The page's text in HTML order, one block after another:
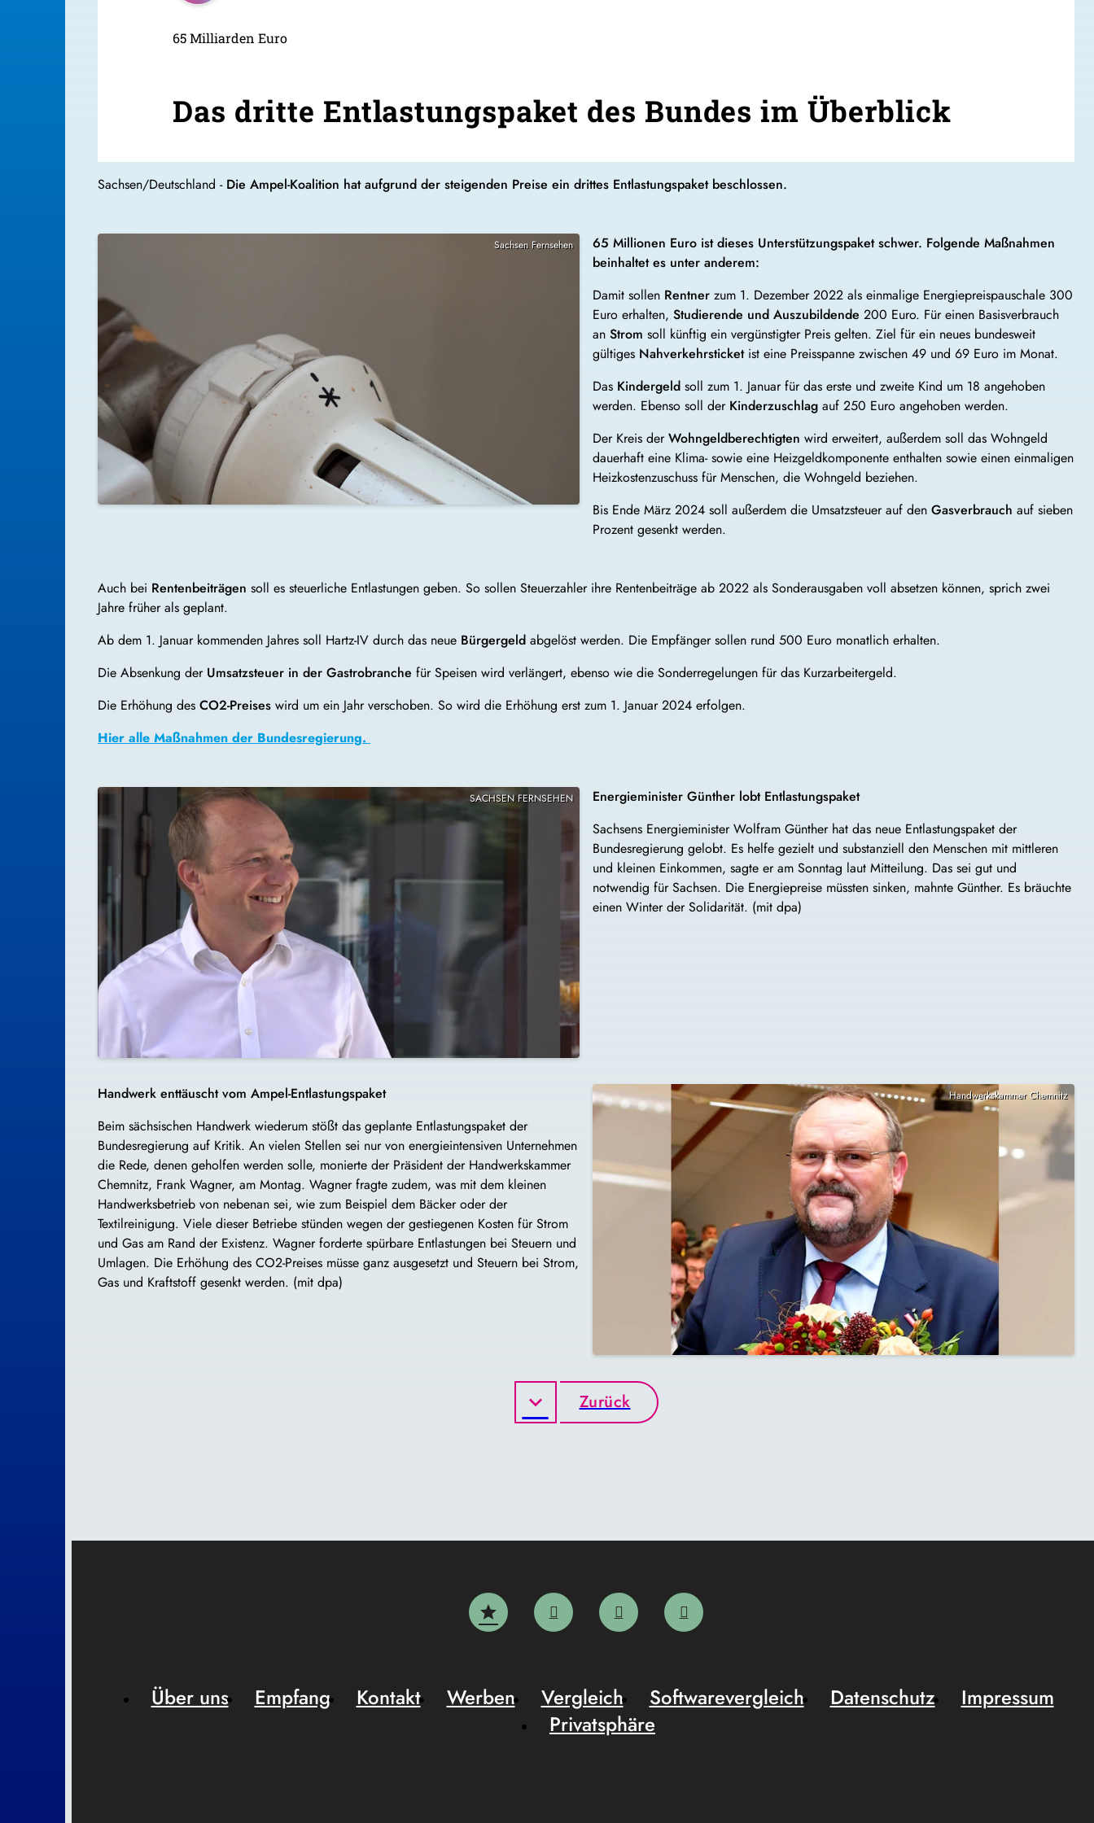
65 Milliarden Euro
Das dritte Entlastungspaket des Bundes im Überblick
Sachsen/Deutschland -Die Ampel-Koalition hat aufgrund der steigenden Preise ein drittes Entlastungspaket beschlossen.
Sachsen Fernsehen
65 Millionen Euro ist dieses Unterstützungspaket schwer. Folgende Maßnahmen
beinhaltet es unter anderem:
Damit sollen Rentner zum 1. Dezember 2022 als einmalige Energiepreispauschale 300
Euro erhalten, Studierende und Auszubildende 200 Euro. Für einen Basisverbrauch
an Strom soll künftig ein vergünstigter Preis gelten. Ziel für ein neues bundesweit
gültiges Nahverkehrsticketist eine Preisspanne zwischen 49 und 69 Euro im Monat.
Das Kindergeld soll zum 1. Januar für das erste und zweite Kind um 18 angehoben
werden. Ebenso soll der Kinderzuschlag auf 250 Euro angehoben werden.
Der Kreis derWohngeldberechtigten wird erweitert, außerdem soll das Wohngeld
dauerhaft eine Klima- sowie eine Heizgeldkomponente enthalten sowie einen einmaligen
Heizkostenzuschuss für Menschen, die Wohngeld beziehen.
Bis Ende März 2024 soll außerdem die Umsatzsteuer auf den Gasverbrauch auf sieben
Prozent gesenkt werden.
Auch bei Rentenbeiträgen soll es steuerliche Entlastungen geben. So sollen Steuerzahler ihre Rentenbeiträge ab 2022 als Sonderausgaben voll absetzen können, sprich zwei
Jahre früher als geplant.
Ab dem 1. Januar kommenden Jahres soll Hartz-IV durch das neue Bürgergeld abgelöst werden. Die Empfänger sollen rund 500 Euro monatlich erhalten.
Die Absenkung der Umsatzsteuer in der Gastrobranche für Speisen wird verlängert, ebenso wie die Sonderregelungen für das Kurzarbeitergeld.
Die Erhöhung des CO2-Preises wird um ein Jahr verschoben. So wird die Erhöhung erst zum 1. Januar 2024 erfolgen.
Hier alle Maßnahmen der Bundesregierung.
SACHSEN FERNSEHEN
Energieminister Günther lobt Entlastungspaket
Sachsens Energieminister Wolfram Günther hat das neue Entlastungspaket der
Bundesregierung gelobt. Es helfe gezielt und substanziell den Menschen mit mittleren
und kleinen Einkommen, sagte er am Sonntag laut Mitteilung. Das sei gut und
notwendig für Sachsen. Die Energiepreise müssten sinken, mahnte Günther. Es bräuchte
einen Winter der Solidarität. (mit dpa)
Handwerk enttäuscht vom Ampel-Entlastungspaket
Beim sächsischen Handwerk wiederum stößt das geplante Entlastungspaket der
Bundesregierung auf Kritik. An vielen Stellen sei nur von energieintensiven Unternehmen
die Rede, denen geholfen werden solle, monierte der Präsident der Handwerkskammer
Chemnitz, Frank Wagner, am Montag. Wagner fragte zudem, was mit dem kleinen
Handwerksbetrieb von nebenan sei, wie zum Beispiel dem Bäcker oder der
Textilreinigung. Viele dieser Betriebe stünden wegen der gestiegenen Kosten für Strom
und Gas am Rand der Existenz. Wagner forderte spürbare Entlastungen bei Steuern und
Umlagen. Die Erhöhung des CO2-Preises müsse ganz ausgesetzt und Steuern bei Strom,
Gas und Kraftstoff gesenkt werden. (mit dpa)
Handwerkskammer Chemnitz
Zurück
Über uns Empfang Kontakt Werben Vergleich Softwarevergleich Datenschutz
Impressum
Privatsphäre